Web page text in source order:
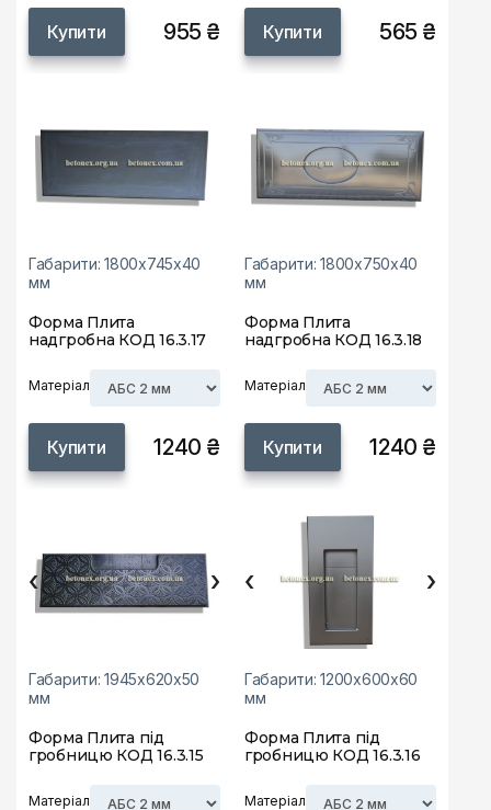
Купити 955 ₴ Купити 565 ₴
Габарити: 1800х745х40
мм
Форма Плита
надгробна КОД 16.3.17
Матеріал
Купити 1240 ₴
Габарити: 1800х750х40
мм
Форма Плита
надгробна КОД 16.3.18
Матеріал
Купити 1240 ₴
‹ ›
Габарити: 1945х620х50
мм
Форма Плита під
гробницю КОД 16.3.15
Матеріал
‹ ›
Габарити: 1200х600х60
мм
Форма Плита під
гробницю КОД 16.3.16
Матеріал